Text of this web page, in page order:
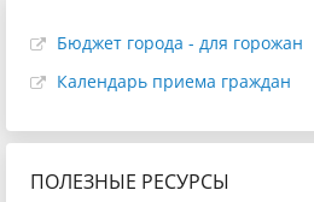
Бюджет города - для горожан
Календарь приема граждан
ПОЛЕЗНЫЕ РЕСУРСЫ